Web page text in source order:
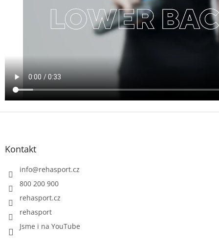
Z
Kontakt
info@rehasport.cz
800 200 900
rehasport.cz
rehasport
Jsme i na YouTube